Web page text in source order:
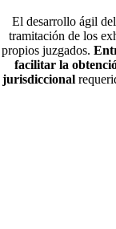
El desarrollo ágil
tramitación de los
propios juzgados.
facilitar la
jurisdiccional